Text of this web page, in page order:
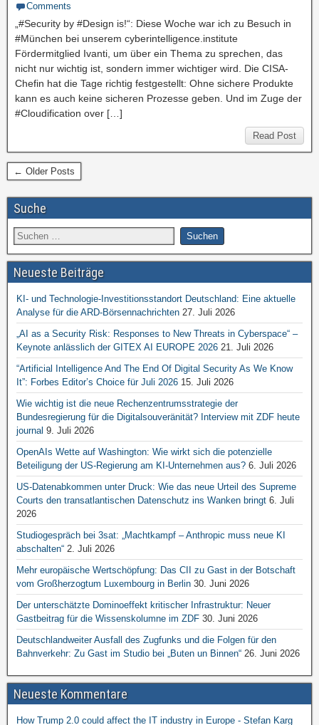
Comments
„#Security by #Design is!“: Diese Woche war ich zu Besuch in
#München bei unserem cyberintelligence.institute
Fördermitglied Ivanti, um über ein Thema zu sprechen, das
nicht nur wichtig ist, sondern immer wichtiger wird. Die CISA-
Chefin hat die Tage richtig festgestellt: Ohne sichere Produkte
kann es auch keine sicheren Prozesse geben. Und im Zuge der
#Cloudification over […]
Read Post
← Older Posts
Suche
Neueste Beiträge
KI- und Technologie-Investitionsstandort Deutschland: Eine aktuelle
Analyse für die ARD-Börsennachrichten 27. Juli 2026
„AI as a Security Risk: Responses to New Threats in Cyberspace“ –
Keynote anlässlich der GITEX AI EUROPE 2026 21. Juli 2026
“Artificial Intelligence And The End Of Digital Security As We Know
It”: Forbes Editor’s Choice für Juli 2026 15. Juli 2026
Wie wichtig ist die neue Rechenzentrumsstrategie der
Bundesregierung für die Digitalsouveränität? Interview mit ZDF heute
journal 9. Juli 2026
OpenAIs Wette auf Washington: Wie wirkt sich die potenzielle
Beteiligung der US-Regierung am KI-Unternehmen aus? 6. Juli 2026
US-Datenabkommen unter Druck: Wie das neue Urteil des Supreme
Courts den transatlantischen Datenschutz ins Wanken bringt 6. Juli
2026
Studiogespräch bei 3sat: „Machtkampf – Anthropic muss neue KI
abschalten“ 2. Juli 2026
Mehr europäische Wertschöpfung: Das CII zu Gast in der Botschaft
vom Großherzogtum Luxembourg in Berlin 30. Juni 2026
Der unterschätzte Dominoeffekt kritischer Infrastruktur: Neuer
Gastbeitrag für die Wissenskolumne im ZDF 30. Juni 2026
Deutschlandweiter Ausfall des Zugfunks und die Folgen für den
Bahnverkehr: Zu Gast im Studio bei „Buten un Binnen“ 26. Juni 2026
Neueste Kommentare
How Trump 2.0 could affect the IT industry in Europe - Stefan Karg